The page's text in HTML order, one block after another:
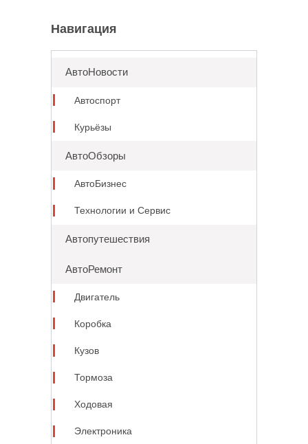
Навигация
АвтоНовости
Автоспорт
Курьёзы
АвтоОбзоры
АвтоБизнес
Технологии и Сервис
Автопутешествия
АвтоРемонт
Двигатель
Коробка
Кузов
Тормоза
Ходовая
Электроника